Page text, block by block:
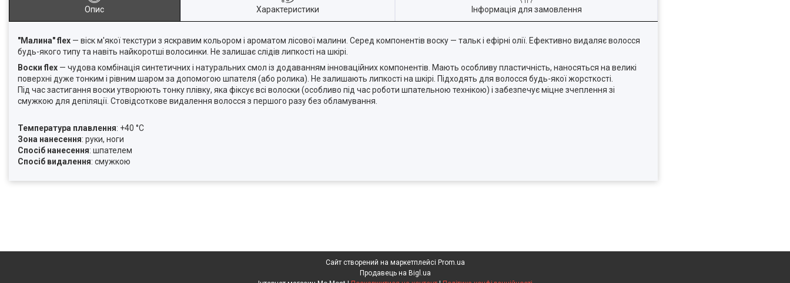
Опис Характеристики Інформація для замовлення
"Малина" flex — віск м'якої текстури з яскравим кольором і ароматом лісової малини. Серед компонентів воску — тальк і ефірні олії. Ефективно видаляє волосся
будь-якого типу та навіть найкоротші волосинки. Не залишає слідів липкості на шкірі.
Воски flex — чудова комбінація синтетичних і натуральних смол із додаванням інноваційних компонентів. Мають особливу пластичність, наносяться на великі
поверхні дуже тонким і рівним шаром за допомогою шпателя (або ролика). Не залишають липкості на шкірі. Підходять для волосся будь-якої жорсткості.
Під час застигання воски утворюють тонку плівку, яка фіксує всі волоски (особливо під час роботи шпательною технікою) і забезпечує міцне зчеплення зі
смужкою для депіляції. Стовідсоткове видалення волосся з першого разу без обламування.
Температура плавлення: +40 °С
Зона нанесення: руки, ноги
Спосіб нанесення: шпателем
Спосіб видалення: смужкою
Сайт створений на маркетплейсі Prom.ua
Продавець на Bigl.ua